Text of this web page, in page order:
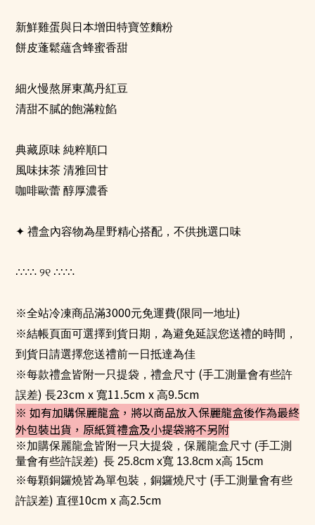
新鮮雞蛋與日本增田特寶笠麵粉
餅皮蓬鬆蘊含蜂蜜香甜
細火慢熬屏東萬丹紅豆
清甜不膩的飽滿粒餡
典藏原味 純粹順口
風味抹茶 清雅回甘
咖啡歐蕾 醇厚濃香
✦ 禮盒內容物為星野精心搭配，不供挑選口味
∴∵∴ ୨୧ ∴∵∴
※全站冷凍商品滿3000元免運費(限同一地址)
※結帳頁面可選擇到貨日期，為避免延誤您送禮的時間，
到貨日請選擇您送禮前一日抵達為佳
※每款禮盒皆附一只提袋，禮盒尺寸 (手工測量會有些許
誤差) 長23cm x 寬11.5cm x 高9.5cm
※ 如有加購保麗龍盒，將以商品放入保麗龍盒後作為最終
外包裝出貨，原紙質禮盒及小提袋將不另附
※加購保麗龍盒皆附一只大提袋， 保麗龍盒尺寸 (手工測
量會有些許誤差) 長 25.8cm x寬 13.8cm x高 15cm
※每顆銅鑼燒皆為單包裝，銅鑼燒尺寸 (手工測量會有些
許誤差) 直徑10cm x 高2.5cm